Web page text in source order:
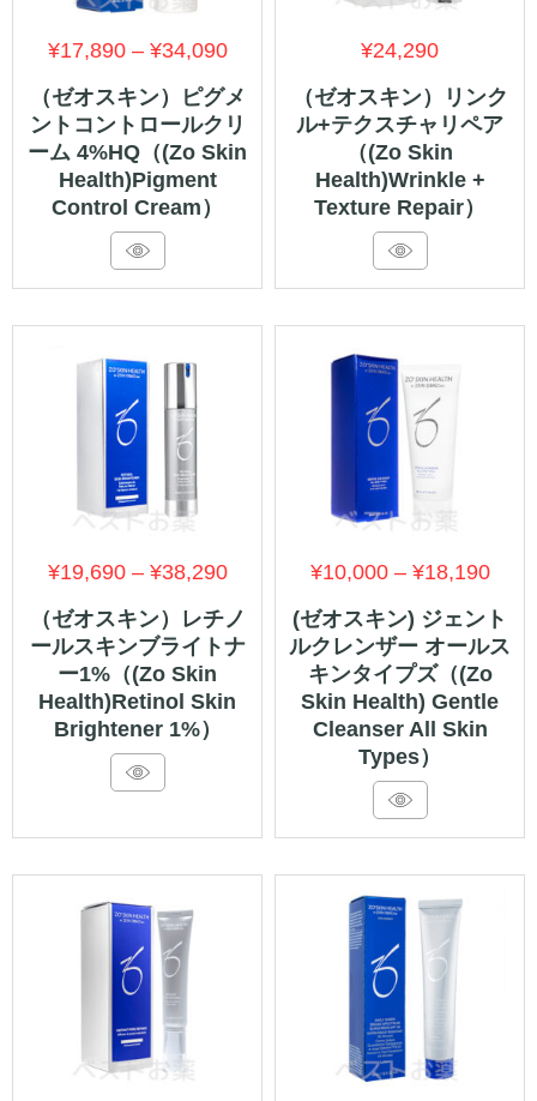
（ゼオスキン）ピグメ
ントコントロールクリ
ーム 4%HQ（(Zo Skin
Health)Pigment
Control Cream）
¥17,890 –¥34,090価
格
帯:
¥17,890
（ゼオスキン）リンク
ル+テクスチャリペア
（(Zo Skin
Health)Wrinkle +
Texture Repair）
¥24,290
（ゼオスキン）レチノ
ールスキンブライトナ
ー1%（(Zo Skin
Health)Retinol Skin
Brightener 1%）
¥19,690 –¥38,290価
格
帯:
(ゼオスキン) ジェント
ルクレンザー オールス
キンタイプズ（(Zo
Skin Health) Gentle
Cleanser All Skin
Types）
¥10,000 –¥18,190価
格
帯: